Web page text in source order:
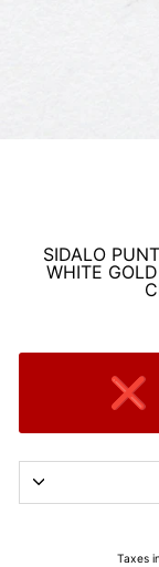
SIDALO
WHITE
❌
Taxes